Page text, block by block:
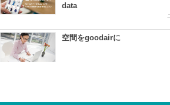
data
空間をgoodairに